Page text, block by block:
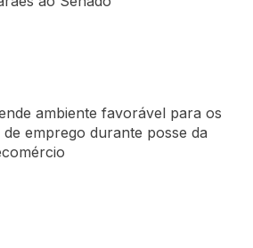
ambiente favorável para os
emprego durante posse da